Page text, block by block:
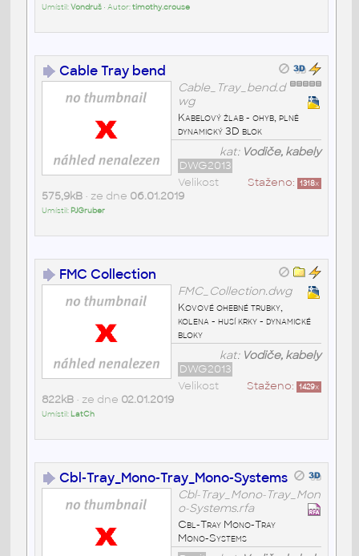
Umístil:Vondruš• Autor:timothy.crouse
Cable Tray bend
Cable_Tray_bend.d
wg
Kabelový žlab - ohyb, plně
dynamický 3D blok
kat: Vodiče, kabely
DWG2013
Staženo: 1318x
Velikost
575,9kB• ze dne 06.01.2019
Umístil: PJGruber
FMC Collection
FMC_Collection.dwg
Kovové ohebné trubky,
kolena - husí krky - dynamické
bloky
kat: Vodiče, kabely
DWG2013
Staženo: 1429x
Velikost
822kB• ze dne 02.01.2019
Umístil: LatCh
Cbl-Tray_Mono-Tray_Mono-Systems
Cbl-Tray_Mono-Tray_Mon
o-Systems.rfa
Cbl-Tray Mono-Tray
Mono-Systems